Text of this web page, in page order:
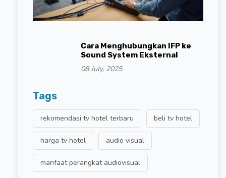
Cara Menghubungkan IFP ke
Sound System Eksternal
08 July, 2025
Tags
rekomendasi tv hotel terbaru beli tv hotel
harga tv hotel audio visual
manfaat perangkat audiovisual